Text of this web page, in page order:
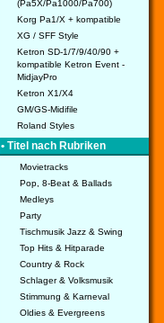
(Pa5X/Pa1000/Pa700)
Korg Pa1/X + kompatible
XG / SFF Style
Ketron SD-1/7/9/40/90 +
kompatible Ketron Event -
MidjayPro
Ketron X1/X4
GM/GS-Midifile
Roland Styles
• Titel nach Rubriken
Movietracks
Pop, 8-Beat & Ballads
Medleys
Party
Tischmusik Jazz & Swing
Top Hits & Hitparade
Country & Rock
Schlager & Volksmusik
Stimmung & Karneval
Oldies & Evergreens